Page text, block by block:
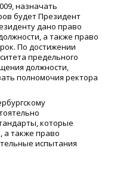
назначать
будет Президент
дано право
а также право
По достижении
предельного
должности,
полномочия ректора
которые
также право
испытания